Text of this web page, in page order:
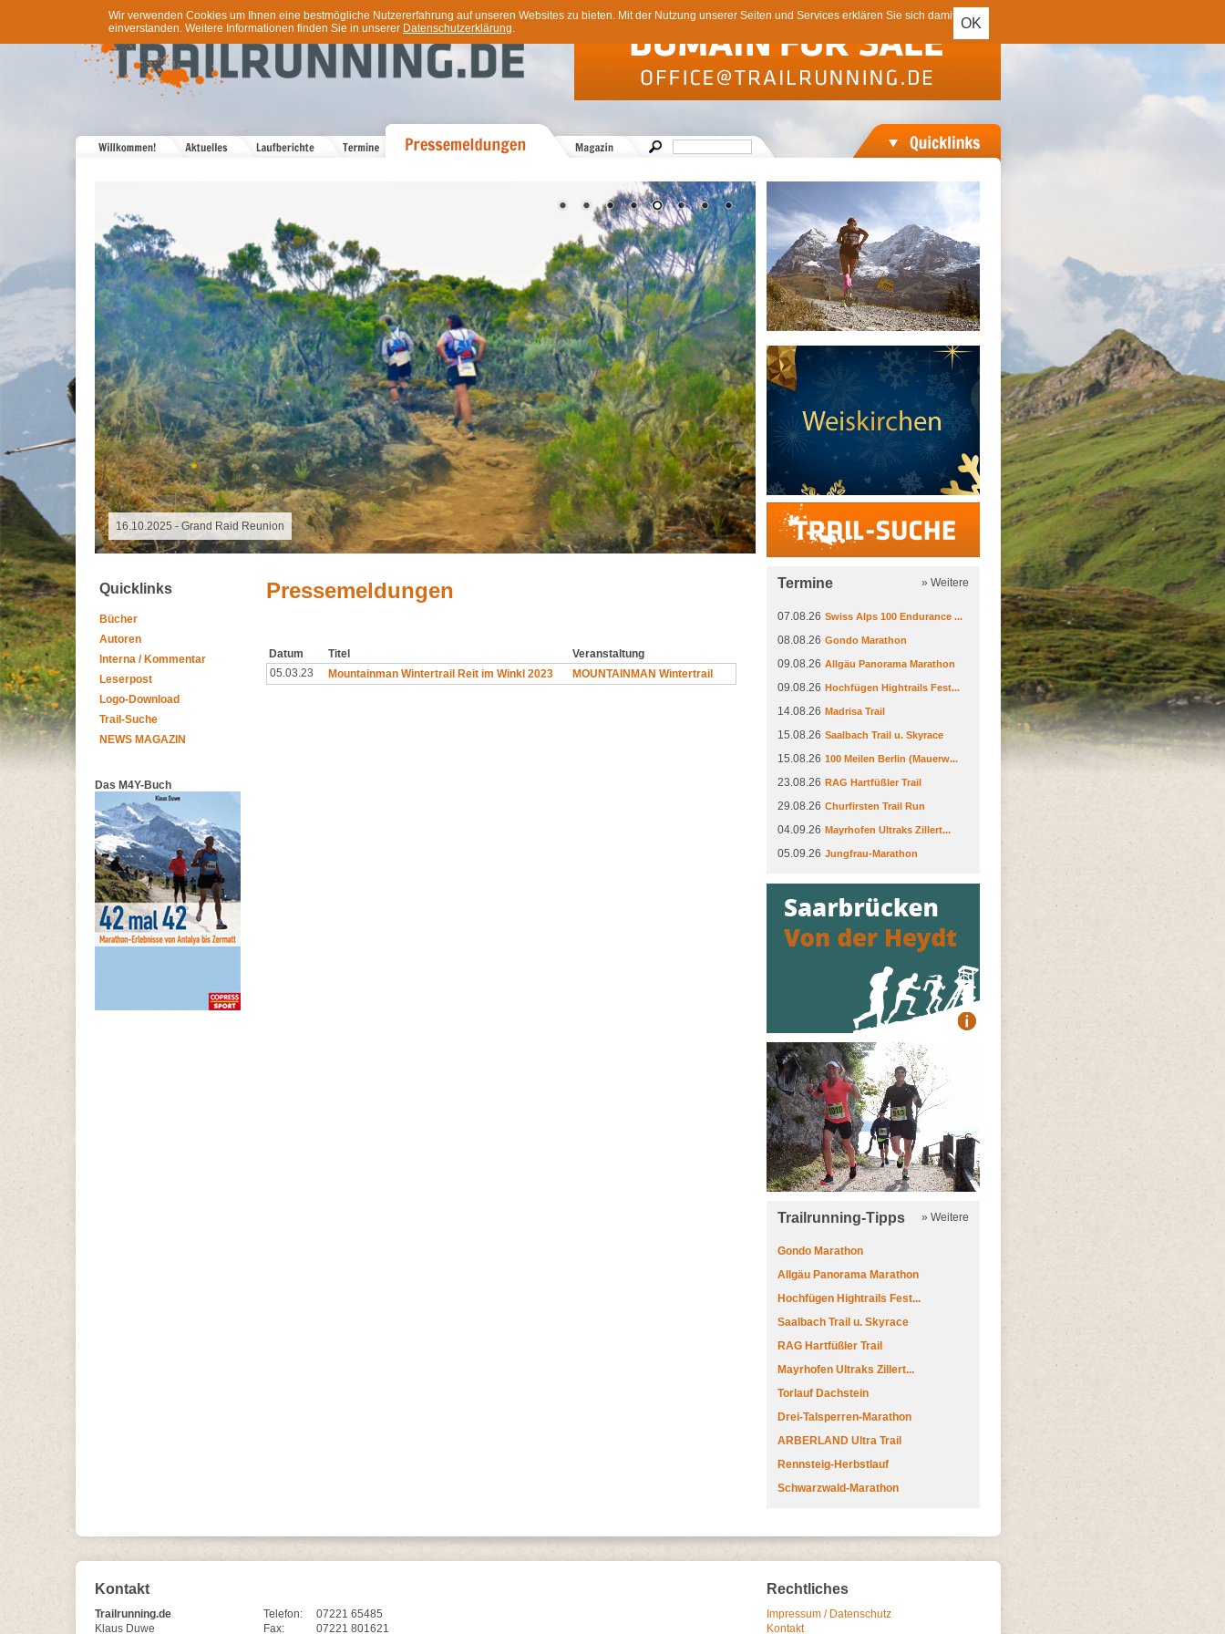
OK
Wir verwenden Cookies um Ihnen eine bestmögliche Nutzererfahrung auf unseren Websites zu bieten. Mit der Nutzung unserer Seiten und Services erklären Sie sich damit
einverstanden. Weitere Informationen finden Sie in unserer Datenschutzerklärung.
18.10.2025 - Altmühltrail
Trail-Suche
Quicklinks
Bücher
Autoren
Interna / Kommentar
Leserpost
Logo-Download
Trail-Suche
NEWS MAGAZIN
Das M4Y-Buch
Pressemeldungen
Datum Titel
Veranstaltung
05.03.23
Mountainman Wintertrail Reit im Winkl 2023 MOUNTAINMAN Wintertrail
Termine » Weitere
07.08.26 Swiss Alps 100 Endurance ...
08.08.26 Gondo Marathon
09.08.26 Allgäu Panorama Marathon
09.08.26 Hochfügen Hightrails Fest...
14.08.26 Madrisa Trail
15.08.26 Saalbach Trail u. Skyrace
15.08.26 100 Meilen Berlin (Mauerw...
23.08.26 RAG Hartfüßler Trail
29.08.26 Churfirsten Trail Run
04.09.26 Mayrhofen Ultraks Zillert...
05.09.26 Jungfrau-Marathon
Trailrunning-Tipps » Weitere
Gondo Marathon
Allgäu Panorama Marathon
Hochfügen Hightrails Fest...
Saalbach Trail u. Skyrace
RAG Hartfüßler Trail
Mayrhofen Ultraks Zillert...
Torlauf Dachstein
Drei-Talsperren-Marathon
ARBERLAND Ultra Trail
Rennsteig-Herbstlauf
Schwarzwald-Marathon
Kontakt
Trailrunning.de
Klaus Duwe
Telefon:
07221 65485
Fax:
07221 801621
Rechtliches
Impressum / Datenschutz
Kontakt